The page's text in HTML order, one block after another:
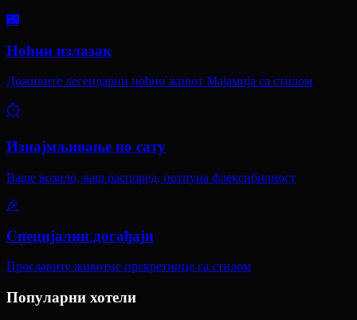
🌃
Ноћни излазак
Доживите легендарни ноћни живот Мајамија са стилом
⏱️
Изнајмљивање по сату
Ваше возило, ваш распоред, потпуна флексибилност
🎉
Специјални догађаји
Прославите животне прекретнице са стилом
Популарни хотели